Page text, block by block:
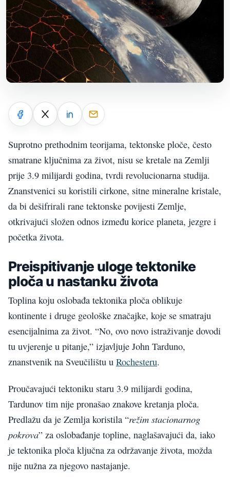
Suprotno prethodnim teorijama, tektonske ploče, često
smatrane ključnima za život, nisu se kretale na Zemlji
prije 3.9 milijardi godina, tvrdi revolucionarna studija.
Znanstvenici su koristili cirkone, sitne mineralne kristale,
da bi dešifrirali rane tektonske povijesti Zemlje,
otkrivajući složen odnos između korice planeta, jezgre i
početka života.
Preispitivanje uloge tektonike
ploča u nastanku života
Toplina koju oslobađa tektonika ploča oblikuje
kontinente i druge geološke značajke, koje se smatraju
esencijalnima za život. “No, ovo novo istraživanje dovodi
tu uvjerenje u pitanje,” izjavljuje John Tarduno,
znanstvenik na Sveučilištu u Rochesteru.
Proučavajući tektoniku staru 3.9 milijardi godina,
Tardunov tim nije pronašao znakove kretanja ploča.
Predlažu da je Zemlja koristila “režim stacionarnog
pokrova” za oslobađanje topline, naglašavajući da, iako
je tektonika ploča ključna za održavanje života, možda
nije nužna za njegovo nastajanje.